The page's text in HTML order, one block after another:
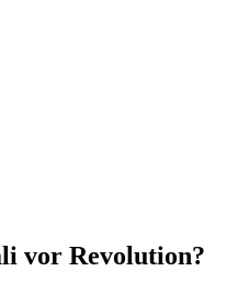
vor Revolution?